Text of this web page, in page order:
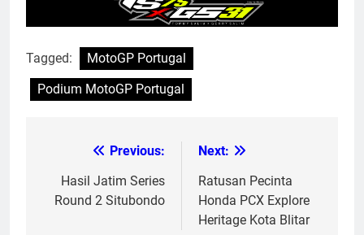
Tagged:
MotoGP Portugal
Podium MotoGP Portugal
navigation
Previous:
Hasil Jatim Series
Round 2 Situbondo
Next:
Ratusan Pecinta
Honda PCX Explore
Heritage Kota Blitar